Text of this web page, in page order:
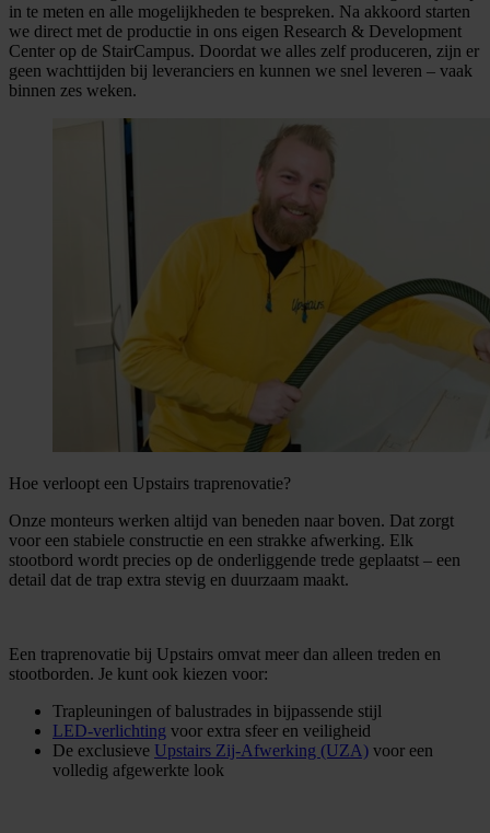
in te meten en alle mogelijkheden te bespreken. Na akkoord starten
we direct met de productie in ons eigen Research & Development
Center op de StairCampus. Doordat we alles zelf produceren, zijn er
geen wachttijden bij leveranciers en kunnen we snel leveren – vaak
binnen zes weken.
Hoe verloopt een Upstairs traprenovatie?
Onze monteurs werken altijd van beneden naar boven. Dat zorgt
voor een stabiele constructie en een strakke afwerking. Elk
stootbord wordt precies op de onderliggende trede geplaatst – een
detail dat de trap extra stevig en duurzaam maakt.
Een traprenovatie bij Upstairs omvat meer dan alleen treden en
stootborden. Je kunt ook kiezen voor:
Trapleuningen of balustrades in bijpassende stijl
LED-verlichting voor extra sfeer en veiligheid
De exclusieve Upstairs Zij-Afwerking (UZA) voor een
volledig afgewerkte look